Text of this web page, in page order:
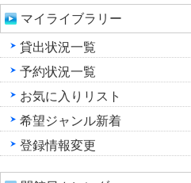
マイライブラリー
貸出状況一覧
予約状況一覧
お気に入りリスト
希望ジャンル新着
登録情報変更